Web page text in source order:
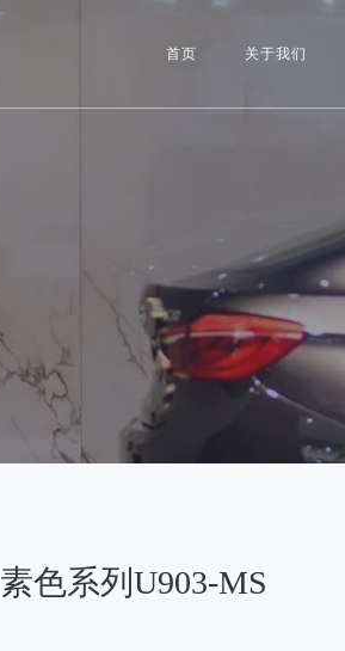
首页 关于我们
素色系列U903-MS